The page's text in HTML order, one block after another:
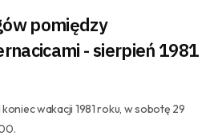
pomiędzy
- sierpień 1981
wakacji 1981 roku, w sobotę 29